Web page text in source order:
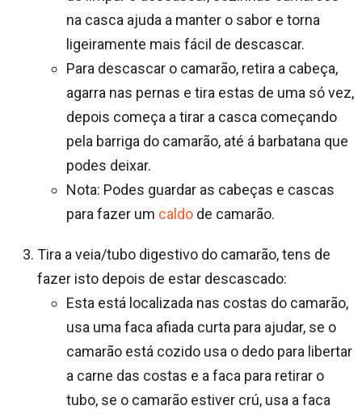
na casca ajuda a manter o sabor e torna
ligeiramente mais fácil de descascar.
Para descascar o camarão, retira a cabeça,
agarra nas pernas e tira estas de uma só vez,
depois começa a tirar a casca começando
pela barriga do camarão, até á barbatana que
podes deixar.
Nota: Podes guardar as cabeças e cascas
para fazer um caldo de camarão.
Tira a veia/tubo digestivo do camarão, tens de
fazer isto depois de estar descascado:
Esta está localizada nas costas do camarão,
usa uma faca afiada curta para ajudar, se o
camarão está cozido usa o dedo para libertar
a carne das costas e a faca para retirar o
tubo, se o camarão estiver crú, usa a faca